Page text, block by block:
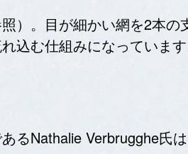
）。目が細かい網を2本の
込む仕組みになっていま
るNathalie Verbrugghe氏